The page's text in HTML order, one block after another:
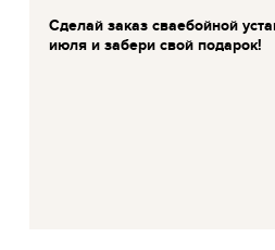
Сделай заказ сваебойной
июля и забери свой подарок!